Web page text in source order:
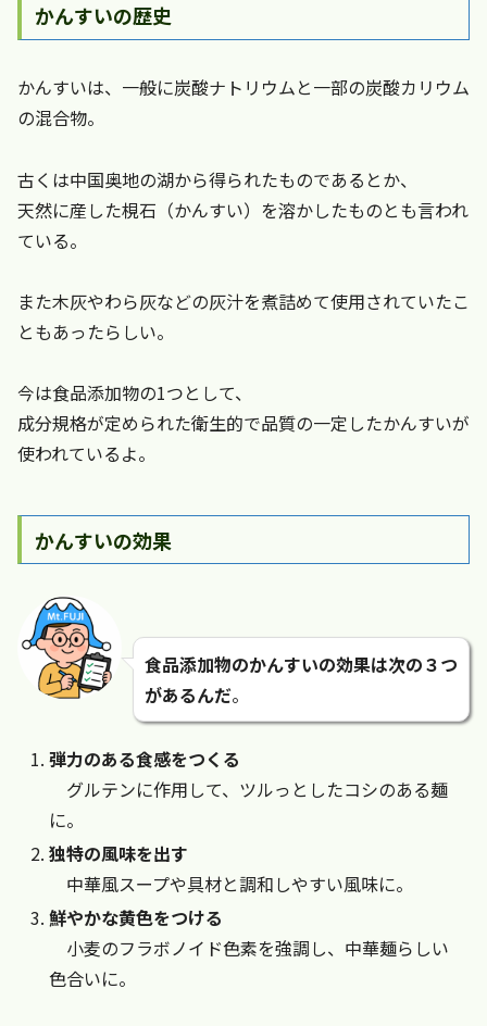
かんすいの歴史
かんすいは、一般に炭酸ナトリウムと一部の炭酸カリウム
の混合物。
古くは中国奥地の湖から得られたものであるとか、
天然に産した梘石（かんすい）を溶かしたものとも言われ
ている。
また木灰やわら灰などの灰汁を煮詰めて使用されていたこ
ともあったらしい。
今は食品添加物の1つとして、
成分規格が定められた衛生的で品質の一定したかんすいが
使われているよ。
かんすいの効果
食品添加物のかんすいの効果は次の３つ
があるんだ。
弾力のある食感をつくる
グルテンに作用して、ツルっとしたコシのある麺
に。
独特の風味を出す
中華風スープや具材と調和しやすい風味に。
鮮やかな黄色をつける
小麦のフラボノイド色素を強調し、中華麺らしい
色合いに。